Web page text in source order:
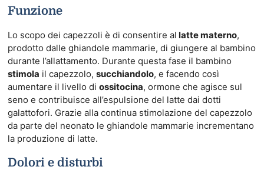
Funzione
Lo scopo dei capezzoli è di consentire al latte materno,
prodotto dalle ghiandole mammarie, di giungere al bambino
durante l’allattamento. Durante questa fase il bambino
stimola il capezzolo, succhiandolo, e facendo così
aumentare il livello di ossitocina, ormone che agisce sul
seno e contribuisce all’espulsione del latte dai dotti
galattofori. Grazie alla continua stimolazione del capezzolo
da parte del neonato le ghiandole mammarie incrementano
la produzione di latte.
Dolori e disturbi